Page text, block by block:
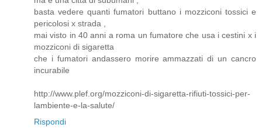
basta vedere quanti fumatori buttano i mozziconi tossici e
pericolosi x strada ,
mai visto in 40 anni a roma un fumatore che usa i cestini x i
mozziconi di sigaretta
che i fumatori andassero morire ammazzati di un cancro
incurabile
http://www.plef.org/mozziconi-di-sigaretta-rifiuti-tossici-per-
lambiente-e-la-salute/
Rispondi